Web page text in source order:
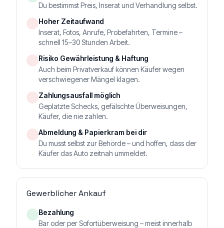
Du bestimmst Preis, Inserat und Verhandlung selbst.
Hoher Zeitaufwand
Inserat, Fotos, Anrufe, Probefahrten, Termine –
schnell 15–30 Stunden Arbeit.
Risiko Gewährleistung & Haftung
Auch beim Privatverkauf können Käufer wegen
verschwiegener Mängel klagen.
Zahlungsausfall möglich
Geplatzte Schecks, gefälschte Überweisungen,
Käufer, die nie zahlen.
Abmeldung & Papierkram bei dir
Du musst selbst zur Behörde – und hoffen, dass der
Käufer das Auto zeitnah ummeldet.
Gewerblicher Ankauf
Bezahlung
Bar oder per Sofortüberweisung – meist innerhalb